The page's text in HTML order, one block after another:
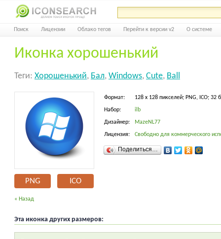
Поиск Лицензии Облако тегов Перейти к версии v2 О системе
Иконка хорошенький
Теги: Хорошенький, Бал, Windows, Cute, Ball
PNG ICO
Формат: 128 x 128 пикселей; PNG, ICO; 32
Набор: ilb
Дизайнер: MazeNL77
Лицензия: Свободно для коммерческого
Поделиться…
« Назад
Эта иконка других размеров: